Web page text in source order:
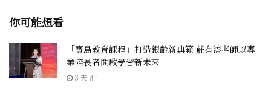
你可能想看
「寶島教育課程」打造銀齡新典範 莊有溱老師以專
業陪長者開啟學習新未來
3 天 前